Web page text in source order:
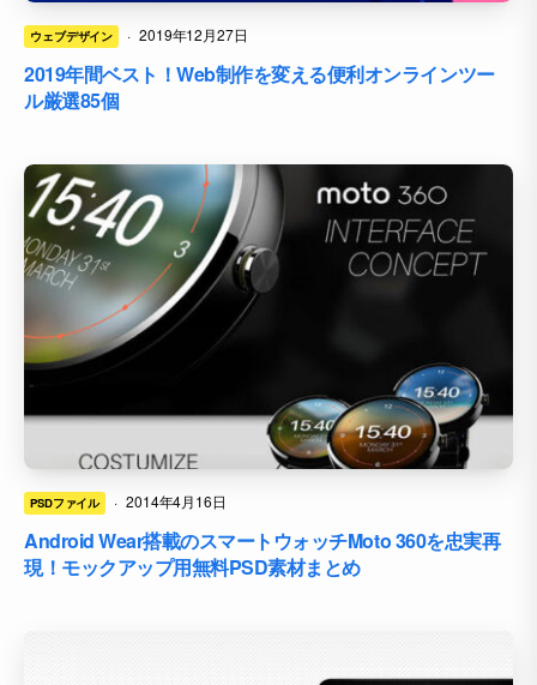
ウェブデザイン · 2019年12月27日
2019年間ベスト！Web制作を変える便利オンラインツー
ル厳選85個
PSDファイル · 2014年4月16日
Android Wear搭載のスマートウォッチMoto 360を忠実再
現！モックアップ用無料PSD素材まとめ